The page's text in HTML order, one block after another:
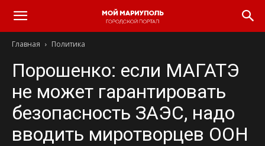
Главная Политика
Порошенко: если МАГАТЭ
не может гарантировать
безопасность ЗАЭС, надо
вводить миротворцев ООН